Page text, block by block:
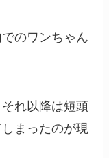
のワンちゃん
れ以降は短頭
まったのが現